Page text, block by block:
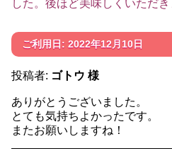
した。後ほど美味しくいただ
ご利用日: 2022年12月10日
投稿者: ゴトウ 様
ありがとうございました。
とても気持ちよかったです。
またお願いしますね！